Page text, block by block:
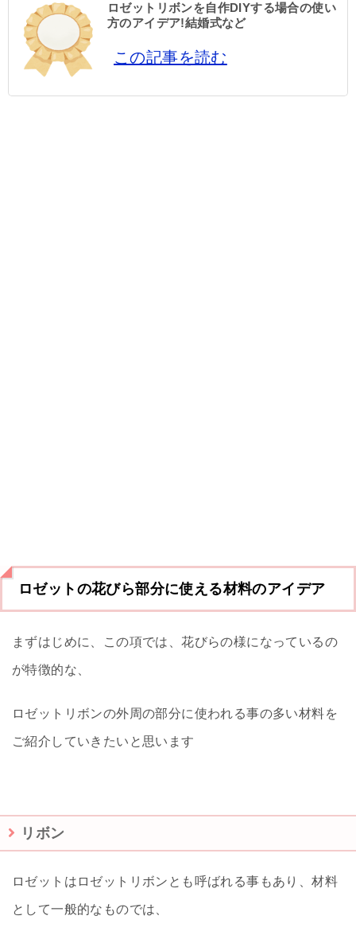
ロゼットリボンを自作DIYする場合の使い
方のアイデア!結婚式など
この記事を読む
ロゼットの花びら部分に使える材料のアイデア
まずはじめに、この項では、花びらの様になっているの
が特徴的な、
ロゼットリボンの外周の部分に使われる事の多い材料を
ご紹介していきたいと思います
リボン
ロゼットはロゼットリボンとも呼ばれる事もあり、材料
として一般的なものでは、